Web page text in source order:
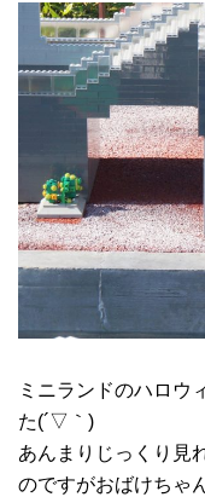
ミニランドのハロウ
た(´▽｀)
あんまりじっくり見
のですがおばけちゃ